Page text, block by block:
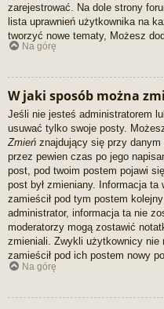
zarejestrować. Na dole strony
lista uprawnień użytkownika na
tworzyć nowe tematy, Możesz
Na górę
W jaki sposób można
Jeśli nie jesteś administratorem
usuwać tylko swoje posty.
Zmień znajdujący się przy
przez pewien czas po jego
post, pod twoim postem pojawi
post był zmieniany. Informacja
zamieścił pod tym postem
administrator, informacja ta nie
moderatorzy mogą zostawić
zmieniali. Zwykli użytkownicy nie
zamieścił pod ich postem nowy
Na górę